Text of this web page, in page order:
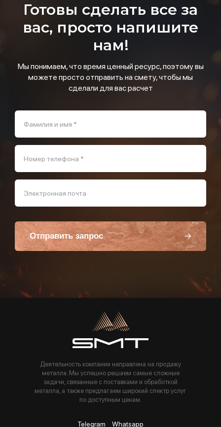
Готовы сделать все за
вас, просто напишите
нам!
Мы понимаем, что время ценный ресурс, поэтому вы
можете просто отправить на смету, чтобы мы
сделали для вас расчет
Фамилия и имя *
Номер телефона *
Электронная почта
Отправить запрос
Пользуясь данной формой вы соглашаетесь с политикой компании
Деятельность компании направлена на продажу
металла. Мы успешно решаем самые сложные
задачи, связанные с поставками и обработкой
металла, а также предлагаем широкий спектр услуг
по доступным ценам.
Telegram Whatsapp